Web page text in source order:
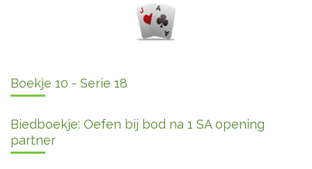
Boekje 10 - Serie 18
Biedboekje: Oefen bij bod na 1 SA opening
partner